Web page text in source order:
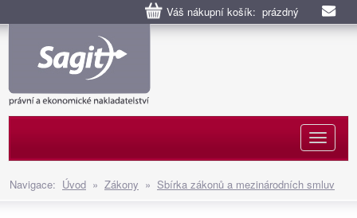
Váš nákupní košík: prázdný
Navigace: Úvod » Zákony » Sbírka zákonů a mezinárodních smluv